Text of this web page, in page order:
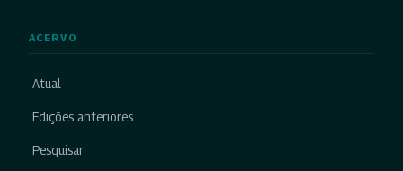
ACERVO
Atual
Edições anteriores
Pesquisar